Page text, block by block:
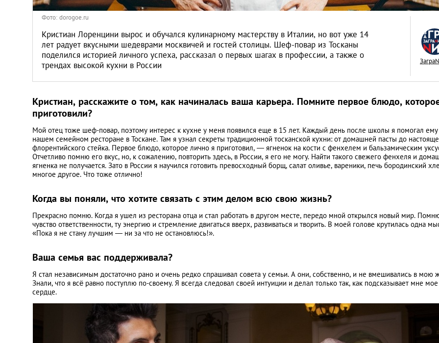
Санкт-Петербург
Фото: dorogoe.ru
Кристиан Лоренцини вырос и обучался кулинарному мастерству в Италии, но вот уже 14
лет радует вкусными шедеврами москвичей и гостей столицы. Шеф-повар из Тосканы
поделился историей личного успеха, рассказал о первых шагах в профессии, а также о
трендах высокой кухни в России
Кристиан, расскажите о том, как начиналась ваша карьера. Помните первое блюдо,
приготовили?
Мой отец тоже шеф-повар, поэтому интерес к кухне у меня появился еще в 15 лет. Каждый день после школы я помогал
нашем семейном ресторане в Тоскане. Там я узнал секреты традиционной тосканской кухни: от домашней пасты до
флорентийского стейка. Первое блюдо, которое лично я приготовил, ― ягненок на кости с фенхелем и бальзамическим
Отчетливо помню его вкус, но, к сожалению, повторить здесь, в России, я его не могу. Найти такого свежего фенхеля и
ягненка не получается. Зато в России я научился готовить превосходный борщ, салат оливье, вареники, печь бородинский
многое другое. Что тоже отлично!
Когда вы поняли, что хотите связать с этим делом всю свою жизнь?
Прекрасно помню. Когда я ушел из ресторана отца и стал работать в другом месте, передо мной открылся новый мир.
чувство ответственности, ту энергию и стремление двигаться вверх, развиваться и творить. В моей голове крутилась одна
«Пока я не стану лучшим ― ни за что не остановлюсь!».
Ваша семья вас поддерживала?
Я стал независимым достаточно рано и очень редко спрашивал совета у семьи. А они, собственно, и не вмешивались в мою
Знали, что я всё равно поступлю по-своему. Я всегда следовал своей интуиции и делал только так, как подсказывает мне мое
сердце.
Москва глазами